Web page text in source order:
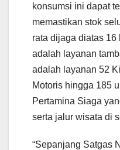
konsumsi ini dapat
memastikan stok
rata dijaga diatas 16
adalah layanan
adalah layanan 52
Motoris hingga 185
Pertamina Siaga
serta jalur wisata di
“Sepanjang Satgas